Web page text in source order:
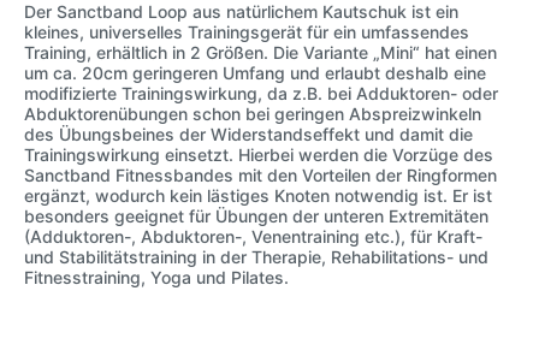
Der Sanctband Loop aus natürlichem Kautschuk ist ein
kleines, universelles Trainingsgerät für ein umfassendes
Training, erhältlich in 2 Größen. Die Variante „Mini“ hat einen
um ca. 20cm geringeren Umfang und erlaubt deshalb eine
modifizierte Trainingswirkung, da z.B. bei Adduktoren- oder
Abduktorenübungen schon bei geringen Abspreizwinkeln
des Übungsbeines der Widerstandseffekt und damit die
Trainingswirkung einsetzt. Hierbei werden die Vorzüge des
Sanctband Fitnessbandes mit den Vorteilen der Ringformen
ergänzt, wodurch kein lästiges Knoten notwendig ist. Er ist
besonders geeignet für Übungen der unteren Extremitäten
(Adduktoren-, Abduktoren-, Venentraining etc.), für Kraft-
und Stabilitätstraining in der Therapie, Rehabilitations- und
Fitnesstraining, Yoga und Pilates.